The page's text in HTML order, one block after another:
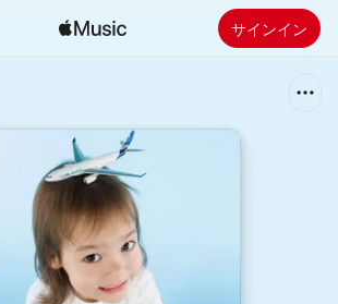
サインイン
Apple Musicをインストール